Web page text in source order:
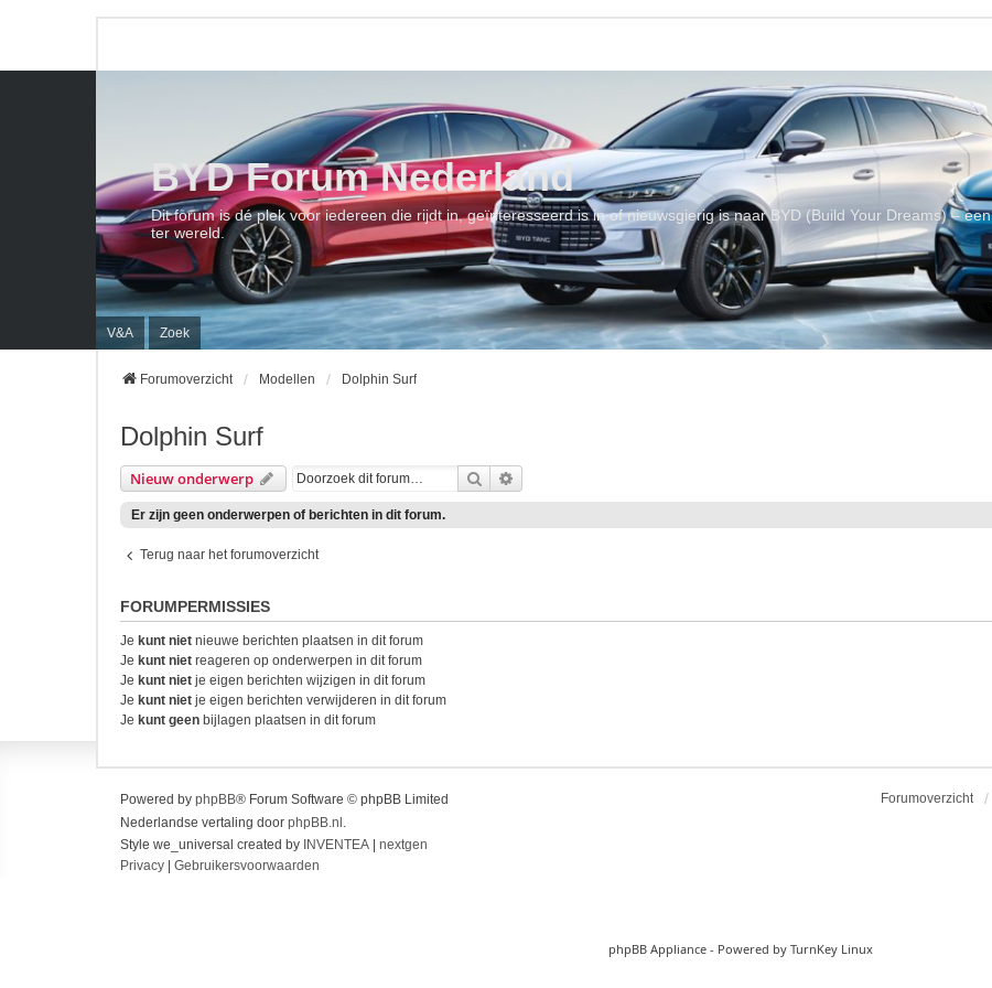
V&A Zoek
BYD Forum Nederland
Dit forum is dé plek voor iedereen die rijdt in, geïnteresseerd is in of nieuwsgierig is naar BYD (Build Your Dreams) –
ter wereld.
Forumoverzicht Modellen Dolphin Surf
Dolphin Surf
Nieuw onderwerp Zoek
Er zijn geen onderwerpen of berichten in dit forum.
Terug naar het forumoverzicht
FORUMPERMISSIES
Je kunt niet nieuwe berichten plaatsen in dit forum
Je kunt niet reageren op onderwerpen in dit forum
Je kunt niet je eigen berichten wijzigen in dit forum
Je kunt niet je eigen berichten verwijderen in dit forum
Je kunt geen bijlagen plaatsen in dit forum
Forumoverzicht
Powered by phpBB® Forum Software © phpBB Limited
Nederlandse vertaling door phpBB.nl .
Style we_universal created by INVENTEA
nextgen
Privacy
Gebruikersvoorwaarden
phpBB Appliance - Powered by TurnKey Linux